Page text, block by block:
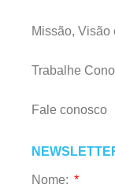
Missão, Visão
Trabalhe
Fale conosco
Nome: